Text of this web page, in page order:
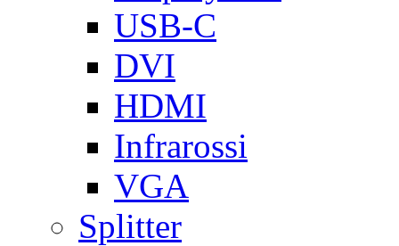
USB-C
DVI
HDMI
Infrarossi
VGA
Splitter